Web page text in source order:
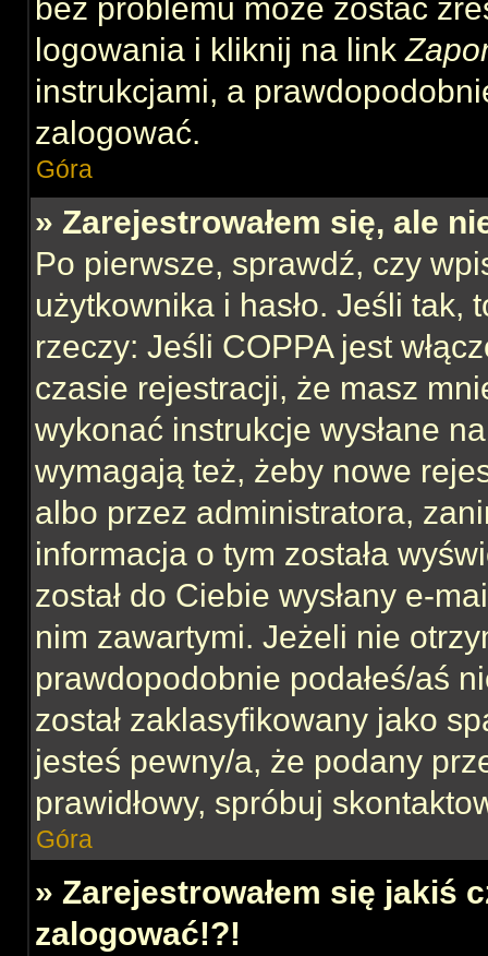
bez problemu może zostać
logowania i kliknij na link
instrukcjami, a
zalogować.
Góra
» Zarejestrowałem się, ale
Po pierwsze, sprawdź, czy
użytkownika i hasło. Jeśli tak,
rzeczy: Jeśli COPPA jest
czasie rejestracji, że masz
wykonać instrukcje wysłane
wymagają też, żeby nowe
albo przez administratora,
informacja o tym została
został do Ciebie wysłany e-
nim zawartymi. Jeżeli nie
prawdopodobnie podałeś/aś
został zaklasyfikowany jako
jesteś pewny/a, że podany
prawidłowy, spróbuj
Góra
» Zarejestrowałem się jakiś
zalogować!?!